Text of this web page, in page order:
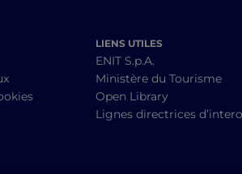
LIENS UTILES
ENIT S.p.A.
Ministère du Tourisme
Open Library
Lignes directrices